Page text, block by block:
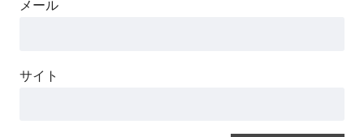
メール
サイト